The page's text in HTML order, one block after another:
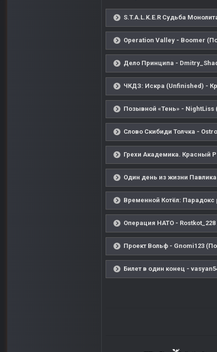
S.T.A.L.K.E.R Судьба
Operation Valley - Boomer
Дело Принципа -
ЧКДЗ: Искра (Unfinished) -
Позывной «Тень» - NightLiss
Слово Скибиди Толчка -
Грехи Академика. Красный
Один день из жизни
Временной Котёл: Парадокс
Операция НАТО - Rostkot_228
Проект Вольф - Gnomi123
Билет в один конец -